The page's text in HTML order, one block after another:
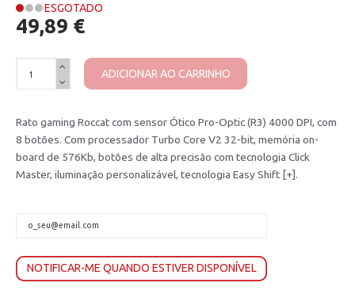
ESGOTADO
49,89 €
ADICIONAR AO CARRINHO
Rato gaming Roccat com sensor Ótico Pro-Optic (R3) 4000 DPI, com
8 botões. Com processador Turbo Core V2 32-bit, memória on-
board de 576Kb, botões de alta precisão com tecnologia Click
Master, iluminação personalizável, tecnologia Easy Shift [+].
NOTIFICAR-ME QUANDO ESTIVER DISPONÍVEL